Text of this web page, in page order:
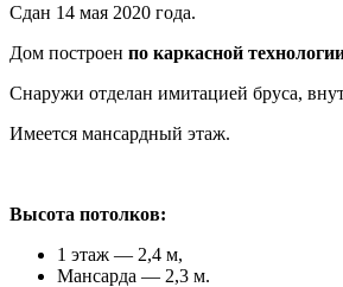
Сдан 14 мая 2020 года.
Дом построен по каркасной
Снаружи отделан имитацией бруса,
Имеется мансардный этаж.
Высота потолков:
1 этаж — 2,4 м,
Мансарда — 2,3 м.